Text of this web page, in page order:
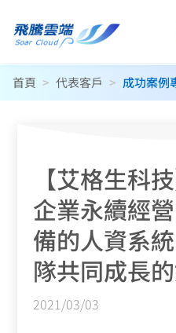
首頁 > 代表客戶 > 成功案例
【艾格生科
企業永續經
備的人資系
隊共同成長
2021/03/03